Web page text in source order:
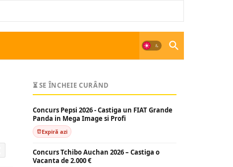
⏳ SE ÎNCHEIE CURÂND
Concurs Pepsi 2026 - Castiga un FIAT Grande
Panda in Mega Image si Profi
Expiră azi
Concurs Tchibo Auchan 2026 – Castiga o
Vacanta de 2.000 €